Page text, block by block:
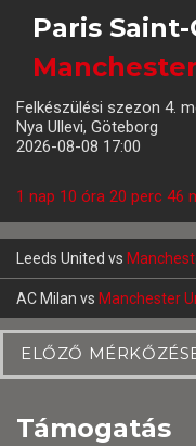
Paris
Felkészülési szezon 4.
Nya Ullevi, Göteborg
2026-08-08 17:00
1 nap 10 óra 20 perc 46
Leeds United vs
AC Milan vs Manchester
ELŐZŐ
Támogatás